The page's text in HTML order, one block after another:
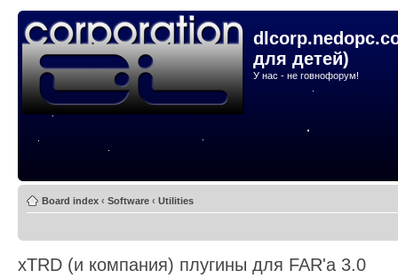
для детей)
У нас - не говнофорум!
Board index ‹ Software ‹ Utilities
xTRD (и компания) плугины для FAR'а 3.0